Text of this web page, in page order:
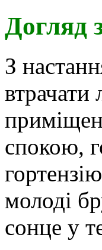
Догляд
З
втрачати
спокою,
молоді
сонце у